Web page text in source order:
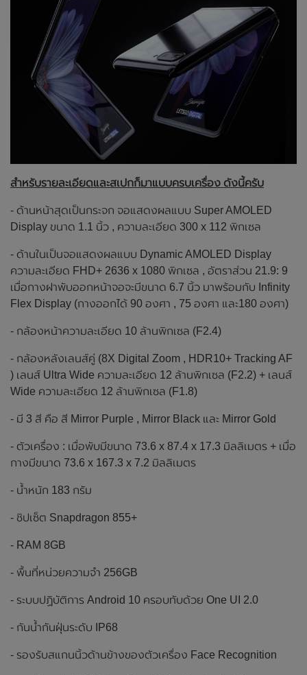
สำหรับรายละเอียดและสเปกก็มาแบบครบเครื่อง ดังนี้ครับ
- ด้านหน้าสุดเป็นกระจก จอแสดงผลแบบ Super AMOLED
Display ขนาด 1.1 นิ้ว , ความละเอียด 300 x 112 พิกเซล
- ด้านในเป็นจอแสดงผลแบบ Dynamic AMOLED Display
ความละเอียด FHD+ 2636 x 1080 พิกเซล , อัตราส่วน 21.9: 9
เมื่อกางฝาพับออกหน้าจอจะมีขนาด 6.7 นิ้ว มาพร้อมกับ Infinity
Flex Display (กางออกได้ 90 องศา , 75 องศา และ180 องศา)
- กล้องหน้าความละเอียด 10 ล้านพิกเซล (F2.4)
- กล้องหลังเลนส์คู่ (8X Digital Zoom , HDR10+ Tracking AF
) เลนส์ Ultra Wide ความละเอียด 12 ล้านพิกเซล (F2.2) + เลนส์
Wide ความละเอียด 12 ล้านพิกเซล (F1.8)
- มี 3 สี คือ สี Mirror Purple , Mirror Black และ Mirror Gold
- ตัวเครื่อง : เมื่อพับมีขนาด 73.6 x 87.4 x 17.3 มิลลิเมตร + เมื่อ
กางมีขนาด 73.6 x 167.3 x 7.2 มิลลิเมตร
- น้ำหนัก 183 กรัม
- ชิปเซ็ต Snapdragon 855+
- RAM 8GB
- พื้นที่หน่วยความจำ 256GB
- ระบบปฏิบัติการ Android 10 ครอบทับด้วย One UI 2.0
- กันน้ำกันฝุ่นระดับ IP68
- รองรับสแกนนิ้วด้านข้างของตัวเครื่อง Face Recognition